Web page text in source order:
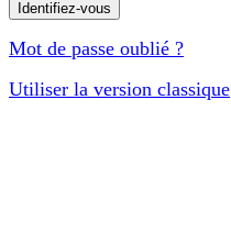
Mot de passe oublié ?
Utiliser la version classique